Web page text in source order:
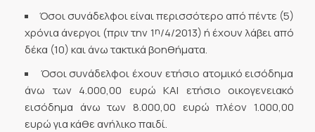
Όσοι συνάδελφοι είναι περισσότερο από πέντε (5)
χρόνια άνεργοι (πριν την 1η/4/2013) ή έχουν λάβει από
δέκα (10) και άνω τακτικά βοηθήματα.
Όσοι συνάδελφοι έχουν ετήσιο ατομικό εισόδημα
άνω των 4.000,00 ευρώ ΚΑΙ ετήσιο οικογενειακό
εισόδημα άνω των 8.000,00 ευρώ πλέον 1.000,00
ευρώ για κάθε ανήλικο παιδί.